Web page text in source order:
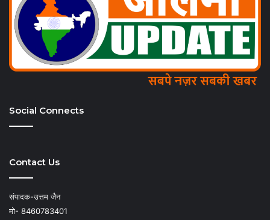
Social Connects
Contact Us
संपादक-उत्तम जैन
मो- 8460783401